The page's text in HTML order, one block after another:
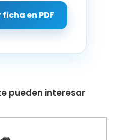
en PDF
pueden interesar